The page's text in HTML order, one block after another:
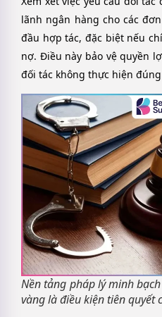
lãnh ngân hàng cho các
đầu hợp tác, đặc biệt nếu
nợ. Điều này bảo vệ quyền
đối tác không thực hiện
Nền tảng pháp lý minh
vàng là điều kiện tiên quyết